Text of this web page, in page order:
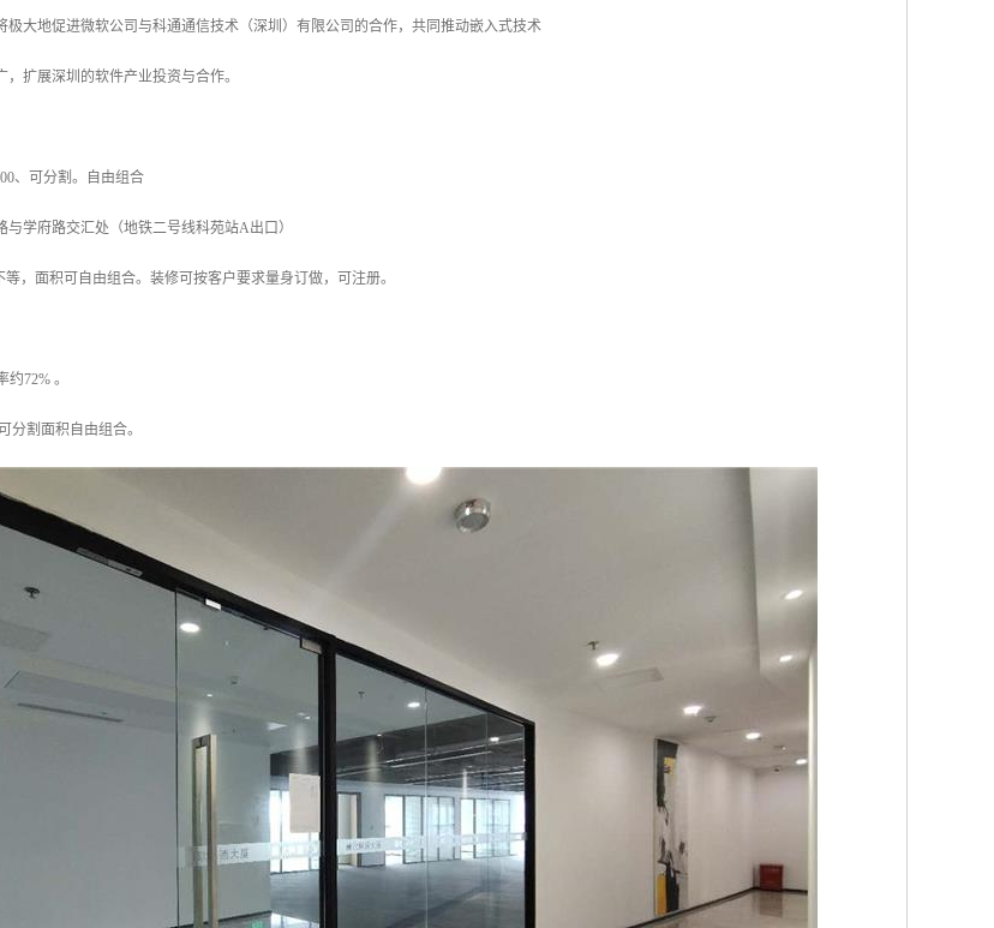
极大地促进微软公司与科通通信技术（深圳）有限公司的合作，共同推动嵌入式技术
扩展深圳的软件产业投资与合作。
、可分割。自由组合
学府路交汇处（地铁二号线科苑站A出口）
，面积可自由组合。装修可按客户要求量身订做，可注册。
72% 。
分割面积自由组合。